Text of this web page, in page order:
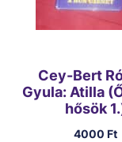
Cey-Bert
Gyula: Atilla
hősök
4000 Ft